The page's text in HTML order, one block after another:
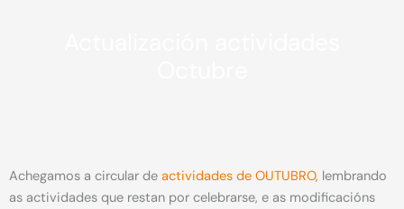
Achegamos a circular de actividades de OUTUBRO, lembrando
as actividades que restan por celebrarse, e as modificacións